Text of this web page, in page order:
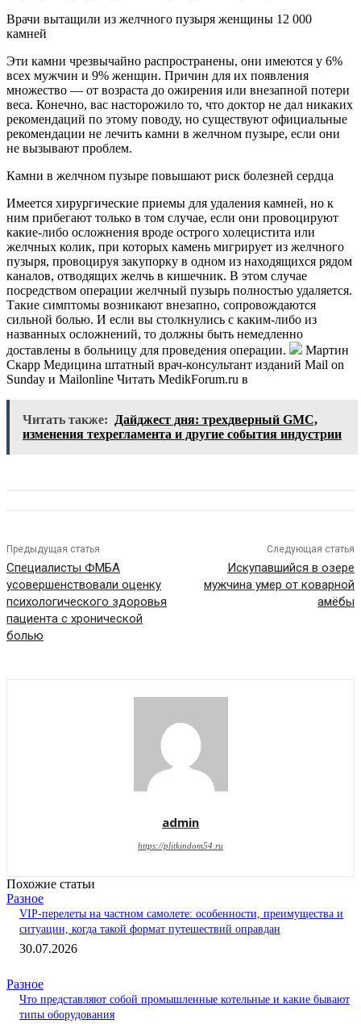
Врачи вытащили из желчного пузыря женщины 12 000
камней
Эти камни чрезвычайно распространены, они имеются у 6%
всех мужчин и 9% женщин. Причин для их появления
множество — от возраста до ожирения или внезапной потери
веса. Конечно, вас насторожило то, что доктор не дал никаких
рекомендаций по этому поводу, но существуют официальные
рекомендации не лечить камни в желчном пузыре, если они
не вызывают проблем.
Камни в желчном пузыре повышают риск болезней сердца
Имеется хирургические приемы для удаления камней, но к
ним прибегают только в том случае, если они провоцируют
какие-либо осложнения вроде острого холецистита или
желчных колик, при которых камень мигрирует из желчного
пузыря, провоцируя закупорку в одном из находящихся рядом
каналов, отводящих желчь в кишечник. В этом случае
посредством операции желчный пузырь полностью удаляется.
Такие симптомы возникают внезапно, сопровождаются
сильной болью. И если вы столкнулись с каким-либо из
названных осложнений, то должны быть немедленно
доставлены в больницу для проведения операции.
Мартин
Скарр Медицина штатный врач-консультант изданий Mail on
Sunday и Mailonline Читать MedikForum.ru в
Читать также:
Дайджест дня: трехдверный GMC,
изменения техрегламента и другие события индустрии
Предыдущая статья
Специалисты ФМБА
усовершенствовали оценку
психологического здоровья
пациента с хронической
болью
Следующая статья
Искупавшийся в озере
мужчина умер от коварной
амёбы
admin
https://plitkindom54.ru
Похожие статьи
Разное
VIP-перелеты на частном самолете: особенности, преимущества и
ситуации, когда такой формат путешествий оправдан
30.07.2026
Разное
Что представляют собой промышленные котельные и какие бывают
типы оборудования